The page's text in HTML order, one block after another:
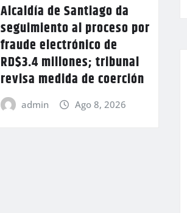
Alcaldía de Santiago da
seguimiento al proceso por
fraude electrónico de
RD$3.4 millones; tribunal
revisa medida de coerción
admin Ago 8, 2026